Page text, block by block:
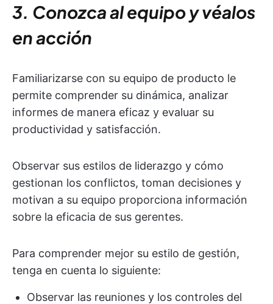
3. Conozca al equipo y véalos
en acción
Familiarizarse con su equipo de producto le
permite comprender su dinámica, analizar
informes de manera eficaz y evaluar su
productividad y satisfacción.
Observar sus estilos de liderazgo y cómo
gestionan los conflictos, toman decisiones y
motivan a su equipo proporciona información
sobre la eficacia de sus gerentes.
Para comprender mejor su estilo de gestión,
tenga en cuenta lo siguiente:
Observar las reuniones y los controles del